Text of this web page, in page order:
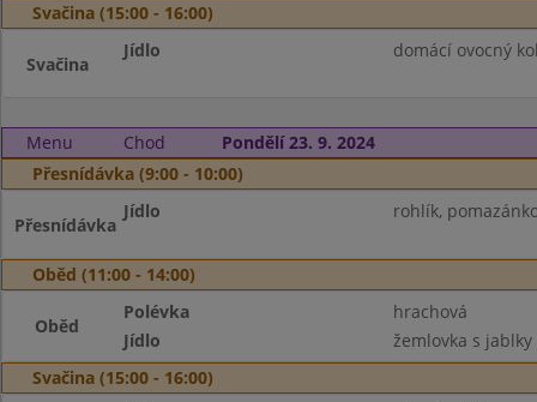
Svačina (15:00 - 16:00)
Svačina
Jídlo domácí ovocný
Menu Chod
Pondělí 23. 9. 2024
Přesnídávka (9:00 - 10:00)
Přesnídávka
Jídlo rohlík,
Oběd (11:00 - 14:00)
Oběd
Polévka
hrachová
Jídlo
žemlovka s
Svačina (15:00 - 16:00)